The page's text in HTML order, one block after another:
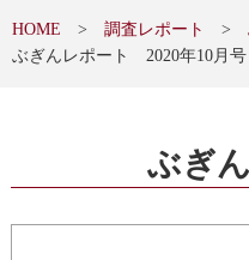
HOME 調査レポート
ぶぎんレポート 2020年10月号
ぶぎ